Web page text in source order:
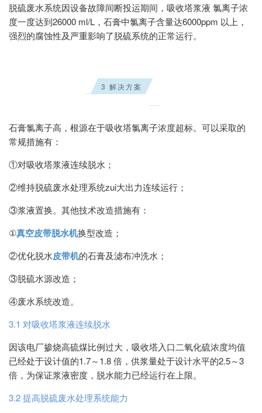
脱硫废水系统因设备故障间断投运期间，吸收塔浆液 氯离子浓
度一度达到26000 ml/L，石膏中氯离子含量达6000ppm 以上，
强烈的腐蚀性及严重影响了脱硫系统的正常运行。
3 解决方案
石膏氯离子高，根源在于吸收塔氯离子浓度超标。 可以采取的
常规措施有：
①对吸收塔浆液连续脱水；
②维持脱硫废水处理系统zui大出力连续运行；
③浆液置换。 其他技术改造措施有：
①真空皮带脱水机换型改造；
②优化脱水皮带机的石膏及滤布冲洗水；
③脱硫水源改造；
④废水系统改造。
3.1 对吸收塔浆液连续脱水
因该电厂掺烧高硫煤比例过大，吸收塔入口二氧化硫浓度均值
已经处于设计值的1.7～1.8 倍，供浆量处于设计水平的2.5～3
倍，为保证浆液密度，脱水能力已经运行在上限。
3.2 提高脱硫废水处理系统能力